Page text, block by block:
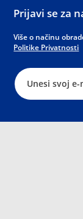
Prijavi se za
Više o načinu
Politike Privatnosti